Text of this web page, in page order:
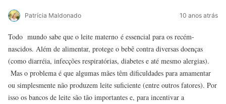
Patrícia Maldonado 10 anos atrás
Todo mundo sabe que o leite materno é essencial para os recém-
nascidos. Além de alimentar, protege o bebê contra diversas doenças
(como diarréia, infecções respiratórias, diabetes e até mesmo alergias).
Mas o problema é que algumas mães têm dificuldades para amamentar
ou simplesmente não produzem leite suficiente (entre outros fatores). Por
isso os bancos de leite são tão importantes e, para incentivar a